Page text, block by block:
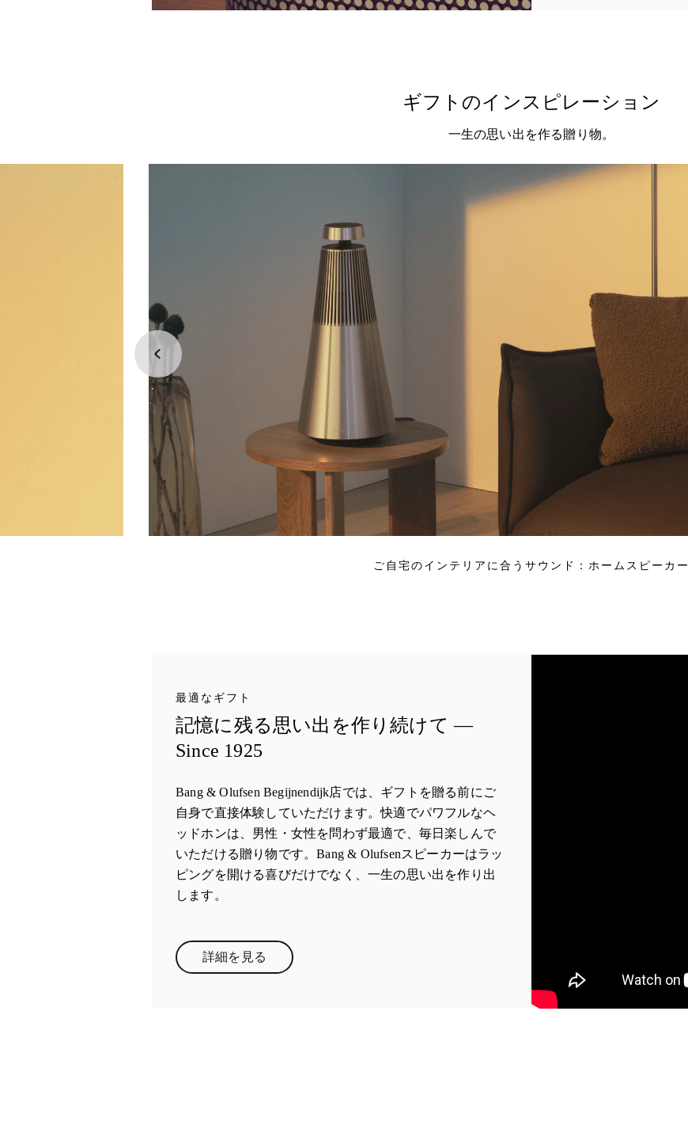
ギフトのインスピレーション
一生の思い出を作る贈り物。
ご自宅のインテリアに合うサウンド：ホームスピーカー
最適なギフト
記憶に残る思い出を作り続けて —
Since 1925
Bang & Olufsen Begijnendijk店では、ギフトを贈る前にご
自身で直接体験していただけます。快適でパワフルなヘ
ッドホンは、男性・女性を問わず最適で、毎日楽しんで
いただける贈り物です。Bang & Olufsenスピーカーはラッ
ピングを開ける喜びだけでなく、一生の思い出を作り出
します。
詳細を見るLink Opens in New Tab